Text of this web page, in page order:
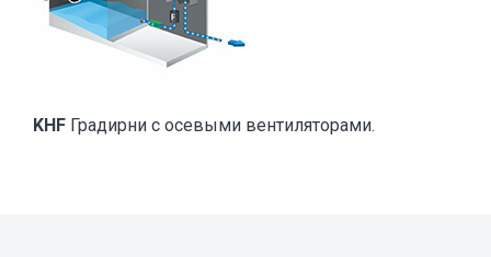
KHF Градирни с осевыми вентиляторами.